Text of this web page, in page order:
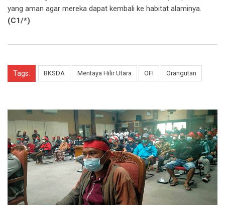
yang aman agar mereka dapat kembali ke habitat alaminya.
(C1/*)
Tags: BKSDA Mentaya Hilir Utara OFI Orangutan